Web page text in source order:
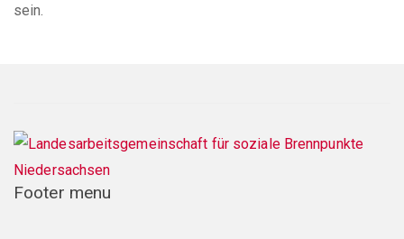
sein.
Footer menu